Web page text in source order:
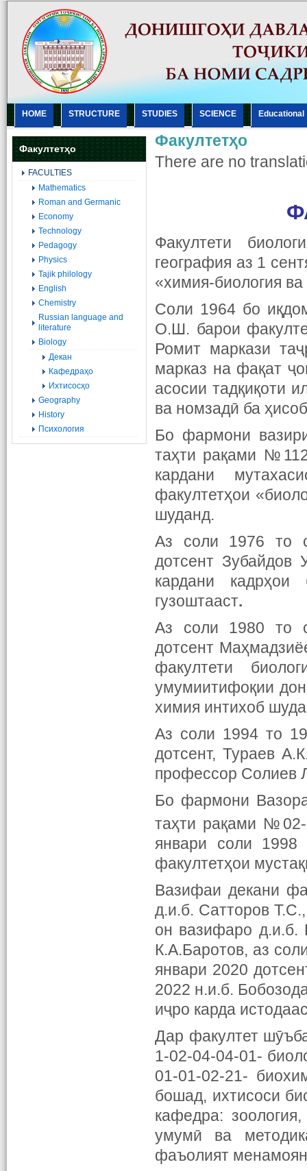
HOME STRUCTURE STUDIES SCIENCE Еducational
Факултетҳо
FACULTIES
Mathematics
Roman and Germanic
Economy
Technology
Pedagogy
Physics
Tajik philology
English
Chemistry
Russian language and
literature
Biology
Декан
Кафедраҳо
Ихтисосҳо
Geography
History
Психология
Факултетҳо
There are no
Факултети
география аз 1
«химия-биология
Соли 1964 бо
О.Ш. барои
Ромит маркази
марказ на фақат
асосии тадқиқоти
ва номзадӣ ба
Бо фармони
таҳти рақами
кардани
факултетҳои
шуданд.
Аз соли 1976 то
дотсент
кардани кадрҳои
гузоштааст.
Аз соли 1980 то
дотсент
факултети
умумиитифоқии
химия интихоб
Аз соли 1994 то
дотсент, Тураев
профессор Солиев
Бо фармони
таҳти рақами
январи соли 1998
факултетҳои
Вазифаи декани
д.и.б. Сатторов
он вазифаро д.и.б.
К.А.Баротов, аз
январи 2020
2022 н.и.б.
иҷро карда
Дар факултет
1-02-04-04-01-
01-01-02-21-
бошад, ихтисоси
кафедра:
умумӣ ва
фаъолият